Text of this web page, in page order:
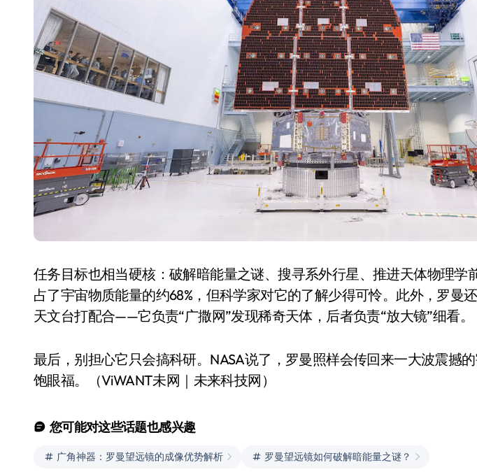
任务目标也相当硬核：破解暗能量之谜、搜寻系外行星、推进天体物理学
占了宇宙物质能量的约68%，但科学家对它的了解少得可怜。此外，罗曼
天文台打配合——它负责“广撒网”发现稀奇天体，后者负责“放大镜”细看。
最后，别担心它只会搞科研。NASA说了，罗曼照样会传回来一大波震撼
饱眼福。（ViWANT未网｜未来科技网）
您可能对这些话题也感兴趣
广角神器：罗曼望远镜的成像优势解析 罗曼望远镜如何破解暗能量之谜？
美的空调以旧换新补贴继
续，价格给力，极速闪
洗衣液倒满
在给衣服“下